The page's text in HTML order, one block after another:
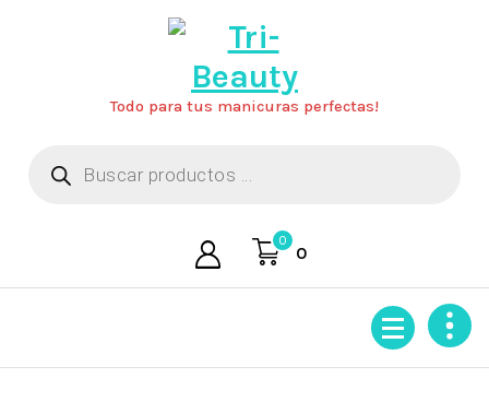
Todo para tus manicuras perfectas!
productos
0
0